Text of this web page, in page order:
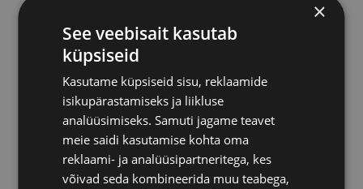
Осуществляем
мониторинг конкурсов
×
See veebisait kasutab
küpsiseid
Kasutame küpsiseid sisu, reklaamide
isikupärastamiseks ja liikluse
analüüsimiseks. Samuti jagame teavet
meie saidi kasutamise kohta oma
reklaami- ja analüüsipartneritega, kes
võivad seda kombineerida muu teabega,